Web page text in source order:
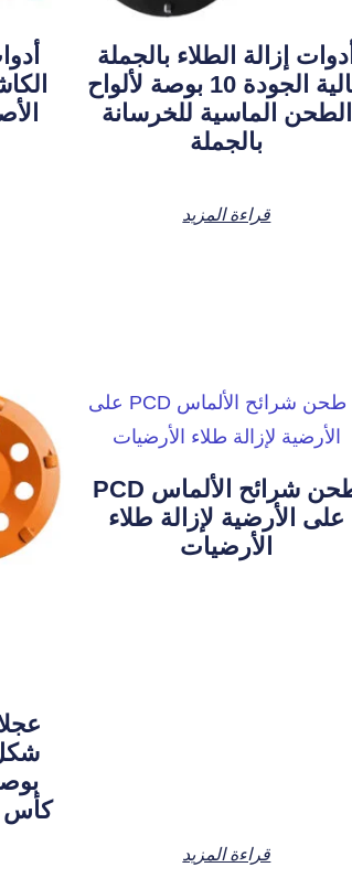
أدوات إزالة الطلاء بالجملة
عالية الجودة 10 بوصة لألواح
الطحن الماسية للخرسانة
بالجملة
قراءة المزيد
طحن شرائح الألماس PCD
على الأرضية لإزالة طلاء
الأرضيات
قراءة المزيد
كأس PCD مقاس 22.23 مم